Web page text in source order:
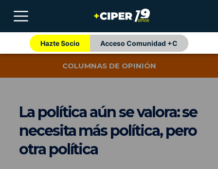
Hazte Socio Acceso Comunidad +C
COLUMNAS DE OPINIÓN
La política aún se valora: se
necesita más política, pero
otra política